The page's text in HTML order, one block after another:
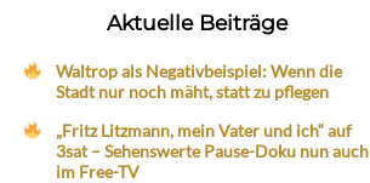
Aktuelle Beiträge
Waltrop als Negativbeispiel: Wenn die
Stadt nur noch mäht, statt zu pflegen
„Fritz Litzmann, mein Vater und ich“ auf
3sat – Sehenswerte Pause-Doku nun auch
im Free-TV